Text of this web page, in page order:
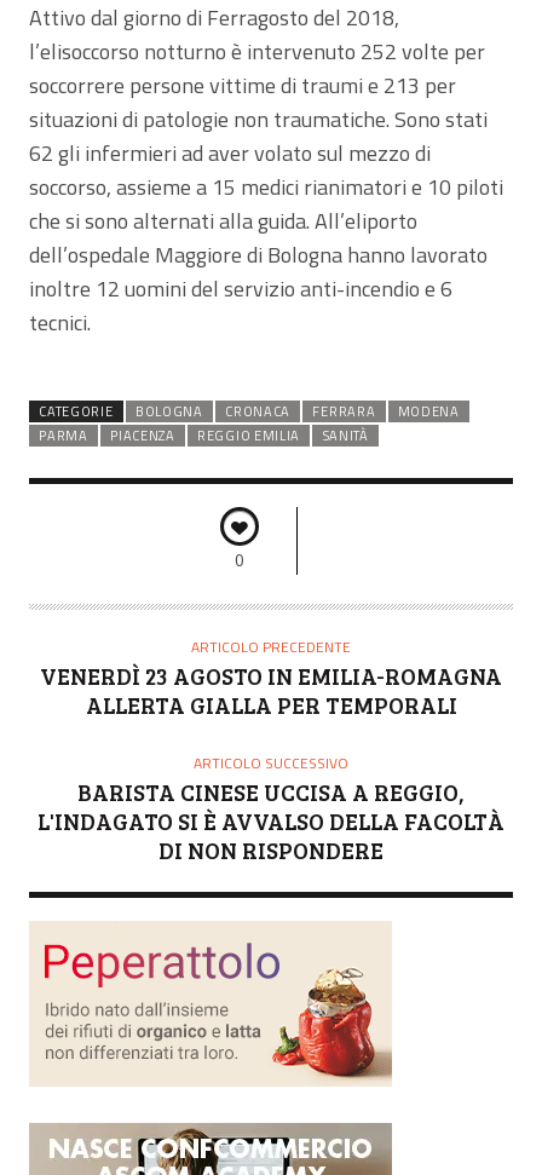
Attivo dal giorno di Ferragosto del 2018,
l’elisoccorso notturno è intervenuto 252 volte per
soccorrere persone vittime di traumi e 213 per
situazioni di patologie non traumatiche. Sono stati
62 gli infermieri ad aver volato sul mezzo di
soccorso, assieme a 15 medici rianimatori e 10 piloti
che si sono alternati alla guida. All’eliporto
dell’ospedale Maggiore di Bologna hanno lavorato
inoltre 12 uomini del servizio anti-incendio e 6
tecnici.
CATEGORIE BOLOGNA CRONACA FERRARA
MODENA
PARMA
PIACENZA REGGIO EMILIA SANITÀ
0
ARTICOLO PRECEDENTE
VENERDÌ 23 AGOSTO IN EMILIA-ROMAGNA
ALLERTA GIALLA PER TEMPORALI
ARTICOLO SUCCESSIVO
BARISTA CINESE UCCISA A REGGIO,
L'INDAGATO SI È AVVALSO DELLA FACOLTÀ
DI NON RISPONDERE